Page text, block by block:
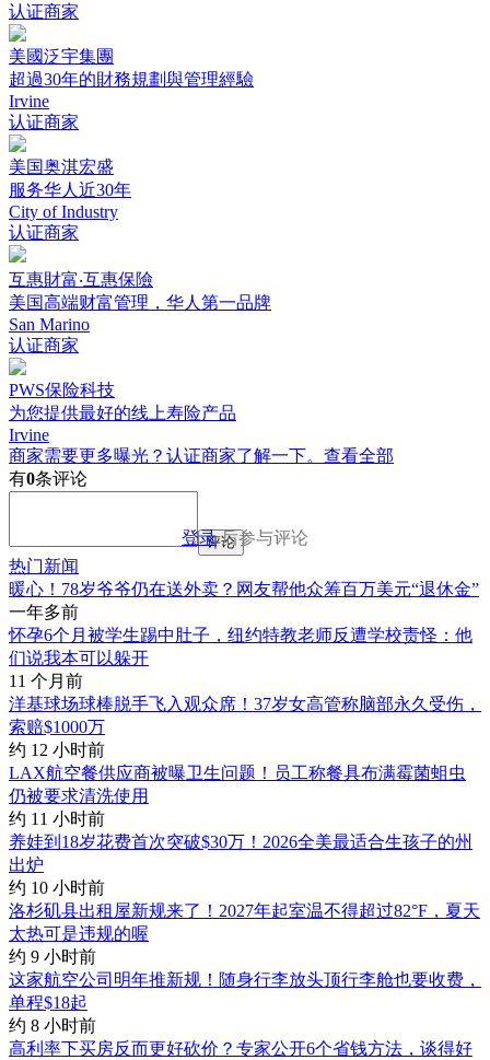
认证商家
美國泛宇集團
超過30年的財務規劃與管理經驗
Irvine
认证商家
美国奥淇宏盛
服务华人近30年
City of Industry
认证商家
互惠財富‧互惠保險
美国高端财富管理，华人第一品牌
San Marino
认证商家
PWS保险科技
为您提供最好的线上寿险产品
Irvine
商家需要更多曝光？认证商家了解一下。 查看全部
有0条评论
登录后参与评论
评论
热门新闻
暖心！78岁爷爷仍在送外卖？网友帮他众筹百万美元“退休金”
一年多前
怀孕6个月被学生踢中肚子，纽约特教老师反遭学校责怪：他
们说我本可以躲开
11 个月前
洋基球场球棒脱手飞入观众席！37岁女高管称脑部永久受伤，
索赔$1000万
约 12 小时前
LAX航空餐供应商被曝卫生问题！员工称餐具布满霉菌蛆虫
仍被要求清洗使用
约 11 小时前
养娃到18岁花费首次突破$30万！2026全美最适合生孩子的州
出炉
约 10 小时前
洛杉矶县出租屋新规来了！2027年起室温不得超过82°F，夏天
太热可是违规的喔
约 9 小时前
这家航空公司明年推新规！随身行李放头顶行李舱也要收费，
单程$18起
约 8 小时前
高利率下买房反而更好砍价？专家公开6个省钱方法，谈得好